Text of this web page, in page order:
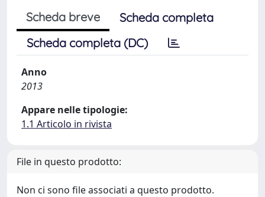
Scheda breve
Scheda completa
Scheda completa (DC)
Anno
2013
Appare nelle tipologie:
1.1 Articolo in rivista
File in questo prodotto:
Non ci sono file associati a questo prodotto.